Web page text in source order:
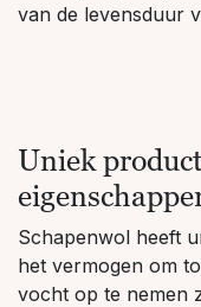
van de levensduur
Uniek
Schapenwol heeft
het vermogen om
vocht op te nemen